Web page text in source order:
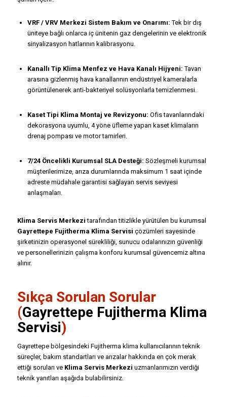
VRF / VRV Merkezi Sistem Bakım ve Onarımı: Tek bir dış
üniteye bağlı onlarca iç ünitenin gaz dengelerinin ve elektronik
sinyalizasyon hatlarının kalibrasyonu.
Kanallı Tip Klima Menfez ve Hava Kanalı Hijyeni: Tavan
arasına gizlenmiş hava kanallarının endüstriyel kameralarla
görüntülenerek anti-bakteriyel solüsyonlarla temizlenmesi.
Kaset Tipi Klima Montaj ve Revizyonu: Ofis tavanlarındaki
dekorasyona uyumlu, 4 yöne üfleme yapan kaset klimaların
drenaj pompası ve motor tamirleri.
7/24 Öncelikli Kurumsal SLA Desteği: Sözleşmeli kurumsal
müşterilerimize, arıza durumlarında maksimum 1 saat içinde
adreste müdahale garantisi sağlayan servis seviyesi
anlaşmaları.
Klima Servis Merkezi tarafından titizlikle yürütülen bu kurumsal
Gayrettepe Fujitherma Klima Servisi çözümleri sayesinde
şirketinizin operasyonel sürekliliği, sunucu odalarınızın güvenliği
ve personellerinizin çalışma konforu kurumsal güvencemiz altına
alınır.
Sıkça Sorulan Sorular
(Gayrettepe Fujitherma Klima
Servisi)
Gayrettepe bölgesindeki Fujitherma klima kullanıcılarının teknik
süreçler, bakım standartları ve arızalar hakkında en çok merak
ettiği soruları ve Klima Servis Merkezi uzmanlarımızın verdiği
teknik yanıtları aşağıda bulabilirsiniz.